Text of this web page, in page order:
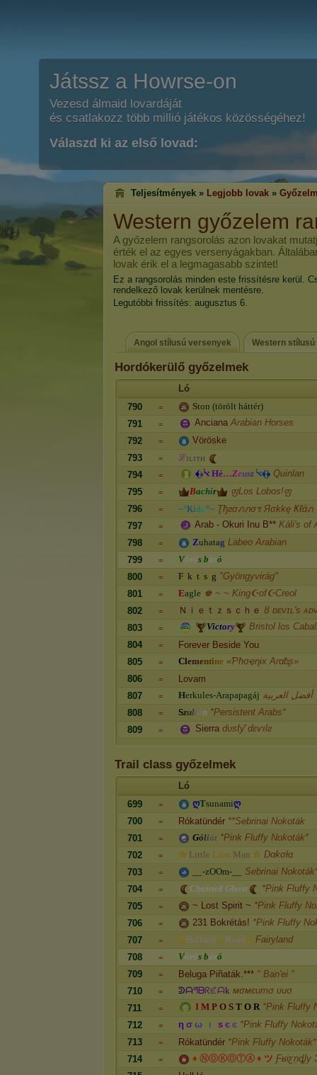
Játssz a Howrse-on
Vezesd álmaid lovardáját
és csatlakozz több millió játékos közösségéhez!
Válaszd ki az első lovad:
Teljesítmények » Legjobb lovak »
Western győzelem
A győzelem rangsorolás azon lovakat
érték el az egyes versenyágakban.
lovak érik el a legmagasabb szintet!
Ez a rangsorolás minden este frissítésre kerül.
rendelkező lovak kerülnek mentésre.
Legutóbbi frissítés: augusztus 6.
Angol stílusú versenyek Western
Hordókerülő győzelmek
Ló
790
= Ston (törölt háttér)
791
= Anciana Arabian Horses
792
=
Vöröske
793
= ℒɪʟɪᴛʜ
794
= ﴾﴿ﭏ Hé…Zeusz ﭏ﴾﴿ Quinlan
795
= Bachir
ფLos Lobos!ფ
796
= ~°Kido°~ Ţђгσภภσร Яσkkę Ҝℓάภ
797
= Arab - Okuri Inu B** Káli's of
798
= Zuhatag Labeo Arabian
799
= Vörös báró
800
= Feketeség "Gyöngyvirág"
801
= Eagle ♚ ~ ~ King☪of☪Creol
802
= Ｎ ｉ ｅ ｔ ｚ ｓ ｃ ｈ ｅ ȣ ᴅᴇᴠɪʟ's
803
= Victory
Bristol los
804
=
Forever Beside You
805
= Clementine «Ƥħσҿɳɨx Aɾαƀʂ»
806
=
Lovam
807
= Herkules-Arapapagáj أفضل العربية
808
= Szultán *Persistent Arabs*
809
= Sierra ɗυsƭƴ ɗɛⱱılƨ
Trail class győzelmek
Ló
699
= ღTsunamiღ
700
= Rókatündér **Sebrinai Nokoták
701
= Góliát *Pink Fluffy Nokoták*
702
= ☆ Little Lion Man ☆ Dαƙσƚα
703
= -zOOm-
Sebrinai
704
= Chained Ghost
*Pink Fluffy
705
= ~ Lost Spirit ~ *Pink Fluffy
706
= 231 Bokrétás! *Pink Fluffy
707
= ღHolland ☆Roadღ Fairyland
708
= Vörös báró
709
= Beluga Piñaták.*** " Ban'ei "
710
= ᕲᗩᖻᗷᖇᘿᗩk мσмєитσ υиσ
711
= I M P O S T O R *Pink Fluffy
712
= η σ ω ι ѕ є є *Pink Fluffy
713
= Rókatündér *Pink Fluffy Nokoták*
714
= ♦ ⓃⓄⓀⓄⓉⒶ ♦ ツ Ƒʁiƹņȡly